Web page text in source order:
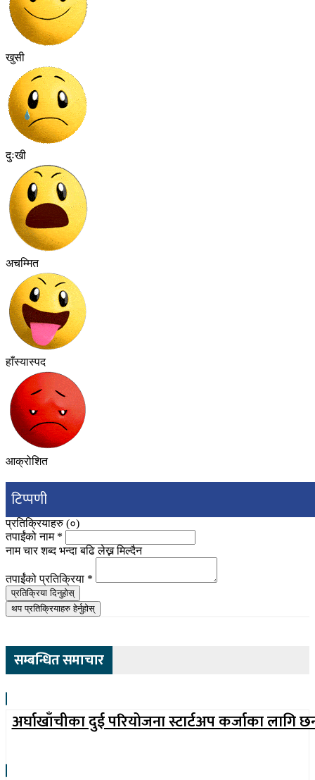
खुसी
दुःखी
अचम्मित
हाँस्यास्पद
आक्रोशित
टिप्पणी
प्रतिक्रियाहरु (०)
तपाईंको नाम *
नाम चार शब्द भन्दा बढि लेख्न मिल्दैन
तपाईंको प्रतिक्रिया *
प्रतिक्रिया दिनुहोस्
थप प्रतिक्रियाहरु हेर्नुहोस्
सम्बन्धित समाचार
अर्घाखाँचीका दुई परियोजना स्टार्टअप कर्जाका लागि